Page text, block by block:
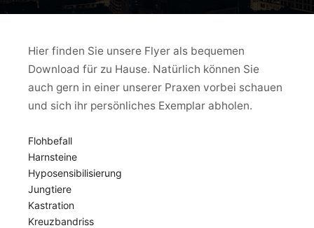
Hier finden Sie unsere Flyer als bequemen
Download für zu Hause. Natürlich können Sie
auch gern in einer unserer Praxen vorbei schauen
und sich ihr persönliches Exemplar abholen.
Flohbefall
Harnsteine
Hyposensibilisierung
Jungtiere
Kastration
Kreuzbandriss